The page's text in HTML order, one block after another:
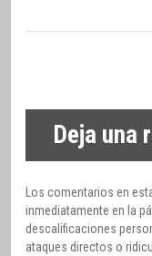
Deja una
Los comentarios en
inmediatamente en la
descalificaciones
ataques directos o